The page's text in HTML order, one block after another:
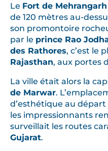
Le Fort de Mehrangarh
de 120 mètres au-
son promontoire
par le prince Rao
des Rathores, c’est le
Rajasthan, aux portes
La ville était alors la
de Marwar.
d’esthétique au
les impressionnants
surveillait les routes
Gujarat.